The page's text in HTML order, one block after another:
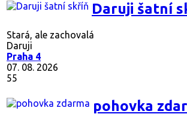
Daruji šatní
Stará, ale zachovalá
Daruji
Praha 4
07. 08. 2026
55
pohovka